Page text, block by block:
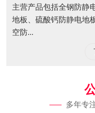
主营产品包括全钢防静
地板、硫酸钙防静电地
空防...
多年专